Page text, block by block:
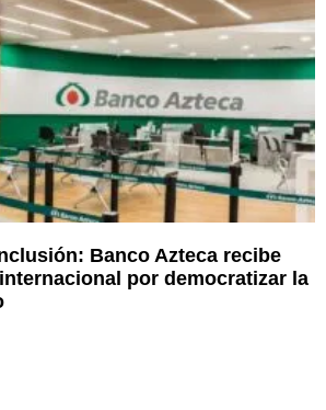
Banco Azteca recibe
por democratizar la